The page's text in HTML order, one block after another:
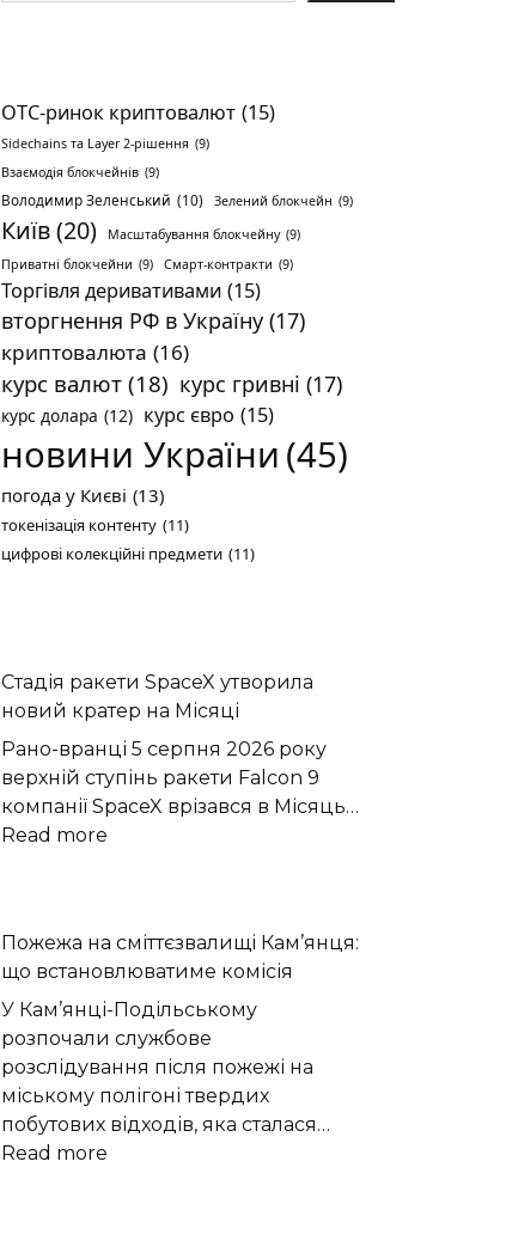
OTC-ринок криптовалют (15)
Sidechains та Layer 2-рішення (9)
Взаємодія блокчейнів (9)
Володимир Зеленський (10) Зелений блокчейн (9)
Київ(20) Масштабування блокчейну (9)
Приватні блокчейни (9) Смарт-контракти (9)
Торгівля деривативами (15)
вторгнення РФ в Україну (17)
криптовалюта (16)
курс валют (18) курс гривні (17)
курс долара (12) курс євро (15)
новини України (45)
погода у Києві (13)
токенізація контенту (11)
цифрові колекційні предмети (11)
Стадія ракети SpaceX утворила
новий кратер на Місяці
Рано-вранці 5 серпня 2026 року
верхній ступінь ракети Falcon 9
компанії SpaceX врізався в Місяць…
Read more
утворила
новий
кратер
на
Місяці
Пожежа на сміттєзвалищі Кам’янця:
що встановлюватиме комісія
У Кам’янці-Подільському
розпочали службове
розслідування після пожежі на
міському полігоні твердих
побутових відходів, яка сталася…
Read more